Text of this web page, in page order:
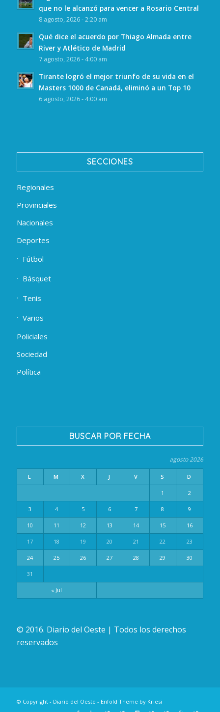
que no le alcanzó para vencer a Rosario Central
8 agosto, 2026 - 2:20 am
Qué dice el acuerdo por Thiago Almada entre
River y Atlético de Madrid
7 agosto, 2026 - 4:00 am
Tirante logró el mejor triunfo de su vida en el
Masters 1000 de Canadá, eliminó a un Top 10
6 agosto, 2026 - 4:00 am
SECCIONES
Regionales
Provinciales
Nacionales
Deportes
Fútbol
Básquet
Tenis
Varios
Policiales
Sociedad
Política
BUSCAR POR FECHA
agosto 2026
L M X J V S D
« Jul
1 2
3 4 5 6 7 8 9
10 11 12 13 14 15 16
17 18 19 20 21 22 23
24 25 26 27 28 29 30
31
© 2016. Diario del Oeste | Todos los derechos
reservados
© Copyright - Diario del Oeste - Enfold Theme by Kriesi